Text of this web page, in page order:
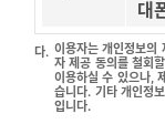
대
다. 이용자는 개인정보의
자 제공 동의를 철회
이용하실 수 있으나,
습니다. 기타 개인정
입니다.